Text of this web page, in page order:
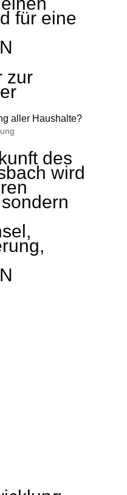
für eine
aller Haushalte?
des
wird